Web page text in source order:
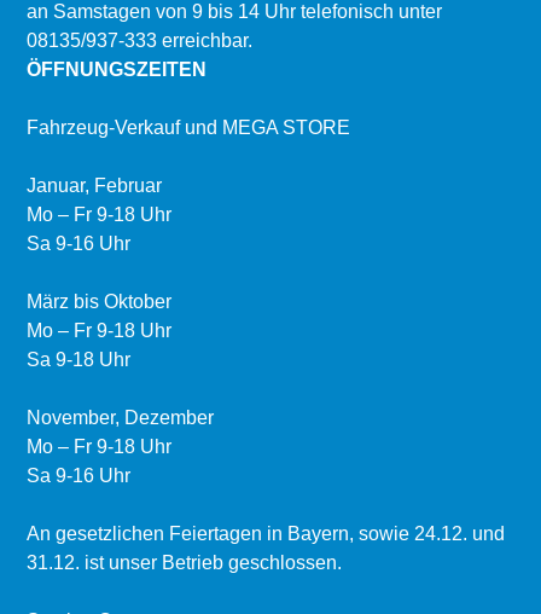
an Samstagen von 9 bis 14 Uhr telefonisch unter
08135/937-333 erreichbar.
ÖFFNUNGSZEITEN
Fahrzeug-Verkauf und MEGA STORE
Januar, Februar
Mo – Fr 9-18 Uhr
Sa 9-16 Uhr
März bis Oktober
Mo – Fr 9-18 Uhr
Sa 9-18 Uhr
November, Dezember
Mo – Fr 9-18 Uhr
Sa 9-16 Uhr
An gesetzlichen Feiertagen in Bayern, sowie 24.12. und
31.12. ist unser Betrieb geschlossen.